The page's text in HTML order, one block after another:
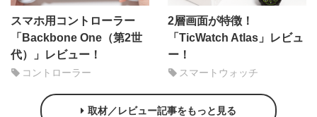
スマホ用コントローラー
「Backbone One（第2世
代）」レビュー！
コントローラー
2層画面が特徴！
「TicWatch Atlas」レビュ
ー！
スマートウォッチ
取材／レビュー記事をもっと見る